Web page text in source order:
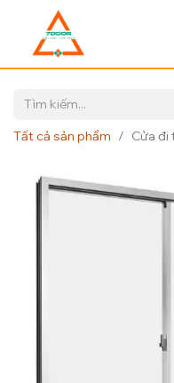
Tất cả sản phẩm Cửa đi